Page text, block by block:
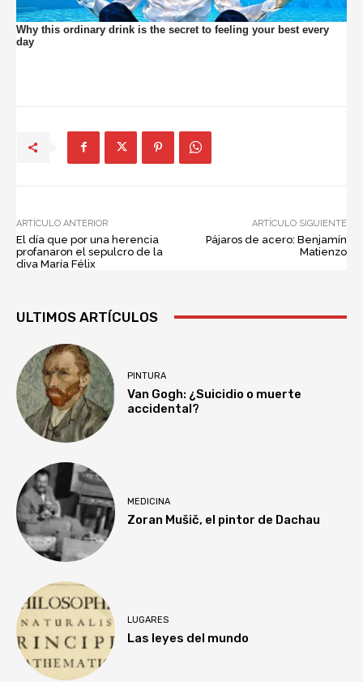
ARTÍCULO ANTERIOR
El día que por una herencia
profanaron el sepulcro de la
diva María Félix
ARTÍCULO SIGUIENTE
Pájaros de acero: Benjamín
Matienzo
ULTIMOS ARTÍCULOS
PINTURA
Van Gogh: ¿Suicidio o muerte
accidental?
MEDICINA
Zoran Mušič, el pintor de Dachau
LUGARES
Las leyes del mundo